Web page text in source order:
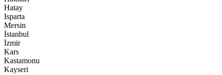
Hatay
Isparta
Mersin
İstanbul
İzmir
Kars
Kastamonu
Kayseri